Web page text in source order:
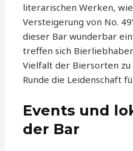
literarischen Werken, wie
Versteigerung von No.
dieser Bar wunderbar
treffen sich
Vielfalt der Biersorten
Runde die Leidenschaft
Events und
der Bar